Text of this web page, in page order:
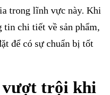
trong lĩnh vực này. Khi
tin chi tiết về sản phẩm,
để có sự chuẩn bị tốt
vượt trội khi